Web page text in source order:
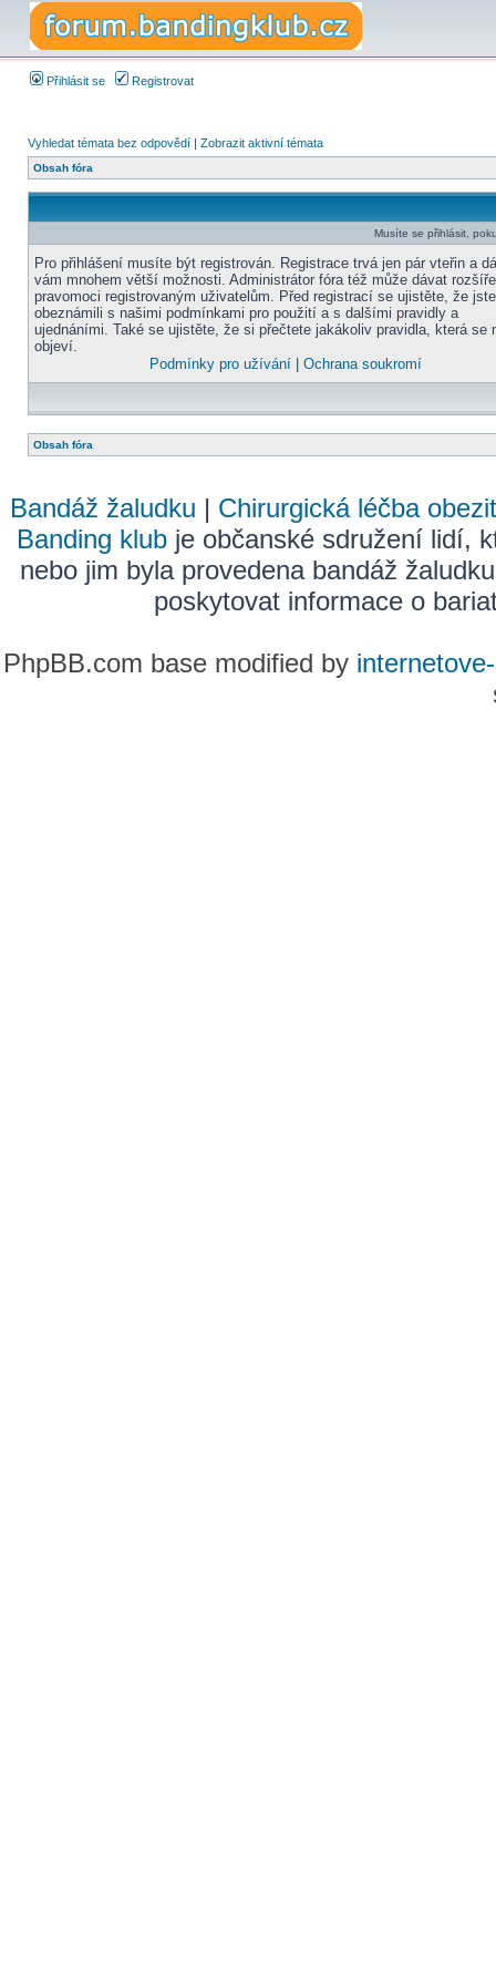
Přihlásit se Registrovat
Vyhledat témata bez odpovědí | Zobrazit aktivní témata
Obsah fóra
Musíte se přihlásit,
Pro přihlášení musíte být registrován. Registrace trvá jen pár vteřin a
vám mnohem větší možnosti. Administrátor fóra též může dávat
pravomoci registrovaným uživatelům. Před registrací se ujistěte, že
obeznámili s našimi podmínkami pro použití a s dalšími pravidly a
ujednáními. Také se ujistěte, že si přečtete jakákoliv pravidla, která se
objeví.
Podmínky pro užívání| Ochrana soukromí
Obsah fóra
Bandáž žaludku | Chirurgická léčba
Banding klub je občanské sdružení lidí,
nebo jim byla provedena bandáž
poskytovat informace o
PhpBB.com base modified by